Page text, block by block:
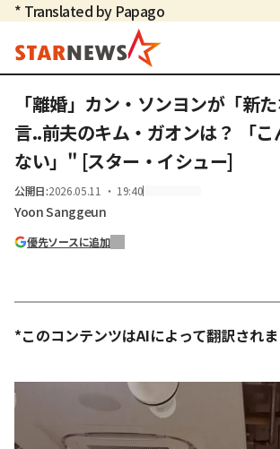
* Translated by Papago
「離婚」カン・ソンヨンが「新
言..前夫のキム・ガオンは？ 「
ない」" [スター・イシュー]
公開日:2026.05.11 ・ 19:40
Yoon Sanggeun
優先ソースに追加
*このコンテンツはAIによって翻訳されま